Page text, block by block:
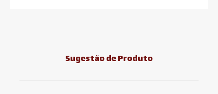
Sugestão de Produto